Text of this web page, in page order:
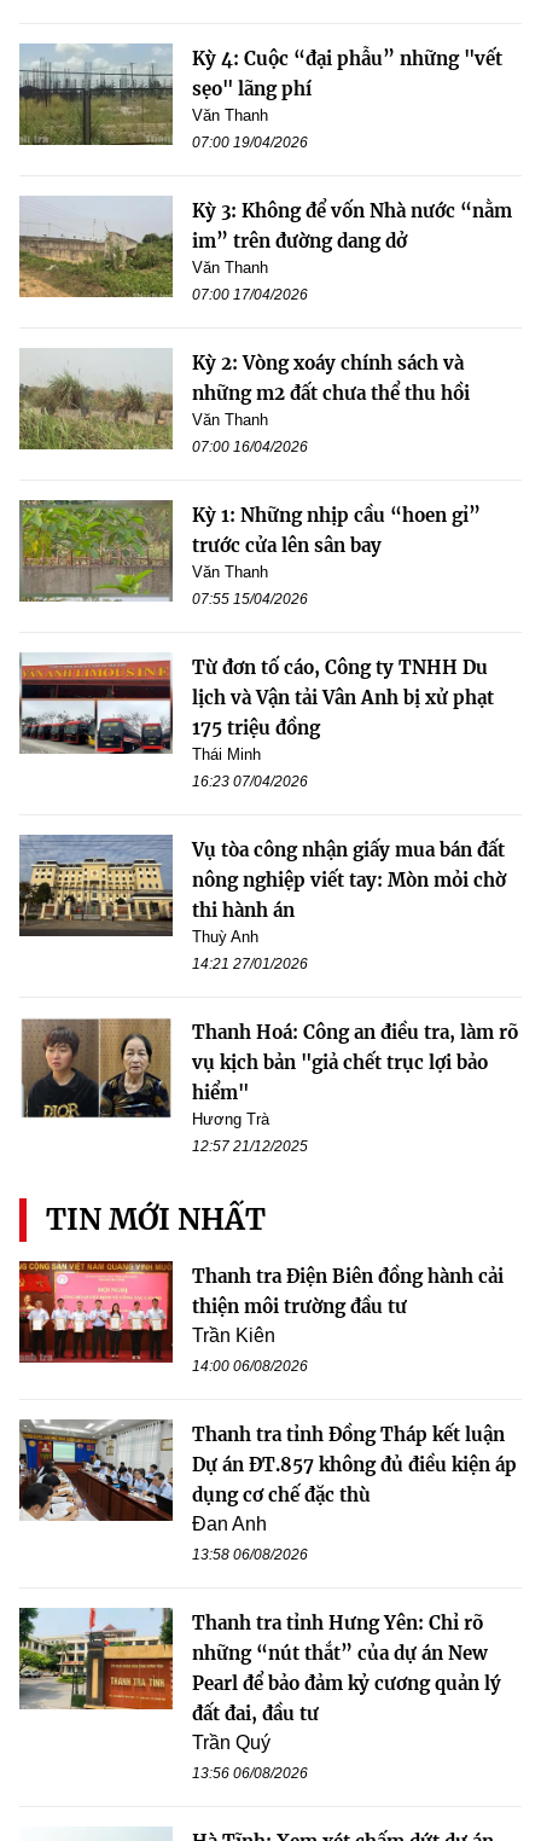
Kỳ 4: Cuộc “đại phẫu” những "vết
sẹo" lãng phí
Văn Thanh
07:00 19/04/2026
Kỳ 3: Không để vốn Nhà nước “nằm
im” trên đường dang dở
Văn Thanh
07:00 17/04/2026
Kỳ 2: Vòng xoáy chính sách và
những m2 đất chưa thể thu hồi
Văn Thanh
07:00 16/04/2026
Kỳ 1: Những nhịp cầu “hoen gỉ”
trước cửa lên sân bay
Văn Thanh
07:55 15/04/2026
Từ đơn tố cáo, Công ty TNHH Du
lịch và Vận tải Vân Anh bị xử phạt
175 triệu đồng
Thái Minh
16:23 07/04/2026
Vụ tòa công nhận giấy mua bán đất
nông nghiệp viết tay: Mòn mỏi chờ
thi hành án
Thuỳ Anh
14:21 27/01/2026
Thanh Hoá: Công an điều tra, làm rõ
vụ kịch bản "giả chết trục lợi bảo
hiểm"
Hương Trà
12:57 21/12/2025
TIN MỚI NHẤT
Thanh tra Điện Biên đồng hành cải
thiện môi trường đầu tư
Trần Kiên
14:00 06/08/2026
Thanh tra tỉnh Đồng Tháp kết luận
Dự án ĐT.857 không đủ điều kiện áp
dụng cơ chế đặc thù
Đan Anh
13:58 06/08/2026
Thanh tra tỉnh Hưng Yên: Chỉ rõ
những “nút thắt” của dự án New
Pearl để bảo đảm kỷ cương quản lý
đất đai, đầu tư
Trần Quý
13:56 06/08/2026